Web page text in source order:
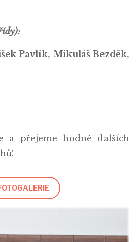
Pavlík, Mikuláš Bezděk,
a přejeme hodně dalších